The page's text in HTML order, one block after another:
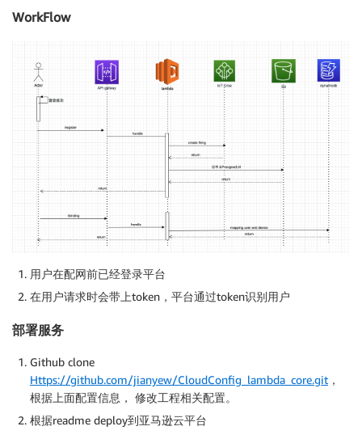
WorkFlow
用户在配网前已经登录平台
在用户请求时会带上token，平台通过token识别用户
部署服务
Github clone
Https://github.com/jianyew/CloudConfig_lambda_core.git ，
根据上面配置信息， 修改工程相关配置。
根据readme deploy到亚马逊云平台